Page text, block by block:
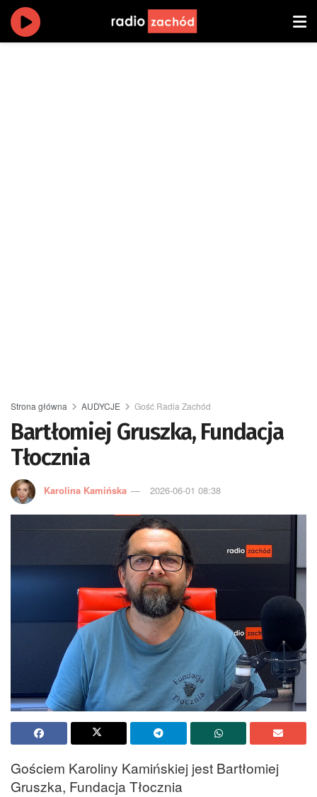
Strona główna AUDYCJE Gość Radia Zachód
Bartłomiej Gruszka, Fundacja
Tłocznia
Karolina Kamińska 2026-06-01 08:38
Gościem Karoliny Kamińskiej jest Bartłomiej
Gruszka, Fundacja Tłocznia